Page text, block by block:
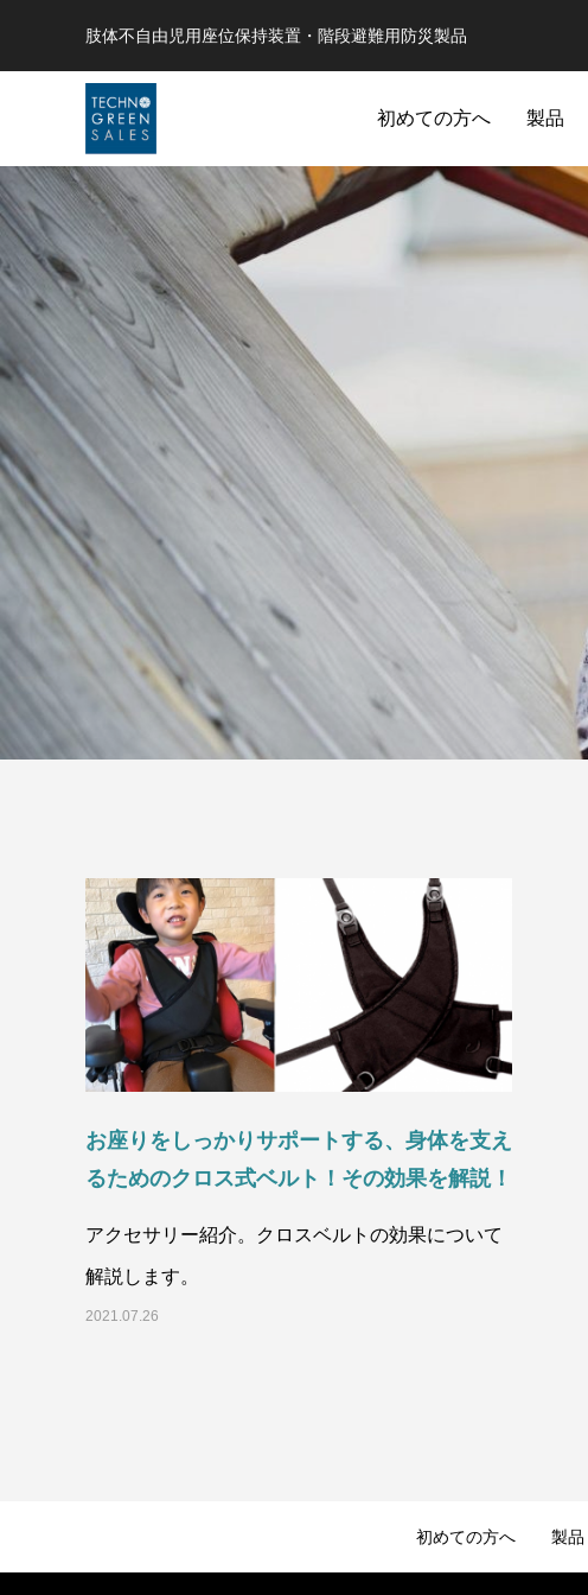
肢体不自由児用座位保持装置・階段避難用防災製品
初めての方へ 製品
お座りをしっかりサポートする、身体を支え
るためのクロス式ベルト！その効果を解説！
アクセサリー紹介。クロスベルトの効果について
解説します。
2021.07.26
初めての方へ 製品